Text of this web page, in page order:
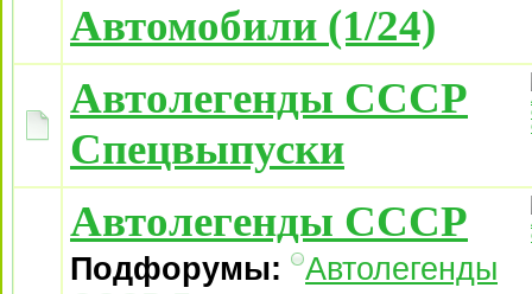
Автомобили (1/24)
Автолегенды СССР
Спецвыпуски
Автолегенды СССР
Подфорумы:
Автолегенды